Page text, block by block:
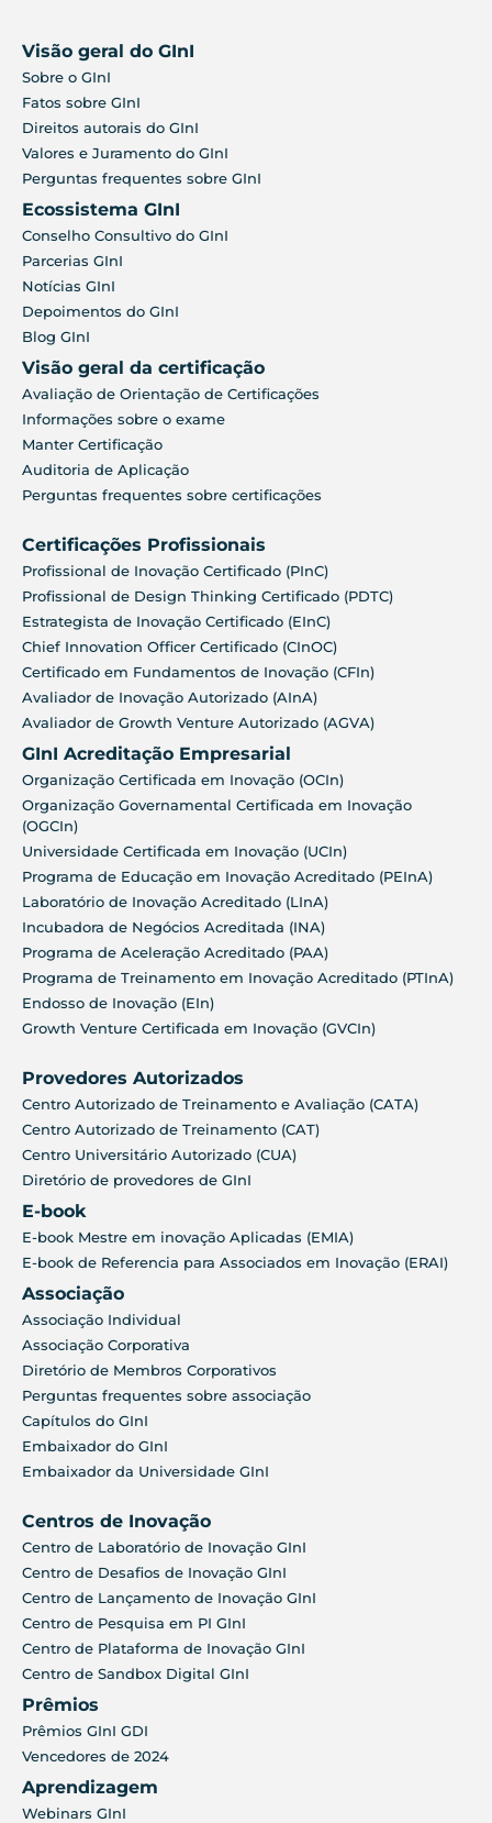
Visão geral do GInI
Sobre o GInI
Fatos sobre GInI
Direitos autorais do GInI
Valores e Juramento do GInI
Perguntas frequentes sobre GInI
Ecossistema GInI
Conselho Consultivo do GInI
Parcerias GInI
Notícias GInI
Depoimentos do GInI
Blog GInI
Visão geral da certificação
Avaliação de Orientação de Certificações
Informações sobre o exame
Manter Certificação
Auditoria de Aplicação
Perguntas frequentes sobre certificações
Certificações Profissionais
Profissional de Inovação Certificado (PInC)
Profissional de Design Thinking Certificado (PDTC)
Estrategista de Inovação Certificado (EInC)
Chief Innovation Officer Certificado (CInOC)
Certificado em Fundamentos de Inovação (CFIn)
Avaliador de Inovação Autorizado (AInA)
Avaliador de Growth Venture Autorizado (AGVA)
GInI Acreditação Empresarial
Organização Certificada em Inovação (OCIn)
Organização Governamental Certificada em Inovação
(OGCIn)
Universidade Certificada em Inovação (UCIn)
Programa de Educação em Inovação Acreditado (PEInA)
Laboratório de Inovação Acreditado (LInA)
Incubadora de Negócios Acreditada (INA)
Programa de Aceleração Acreditado (PAA)
Programa de Treinamento em Inovação Acreditado (PTInA)
Endosso de Inovação (EIn)
Growth Venture Certificada em Inovação (GVCIn)
Provedores Autorizados
Centro Autorizado de Treinamento e Avaliação (CATA)
Centro Autorizado de Treinamento (CAT)
Centro Universitário Autorizado (CUA)
Diretório de provedores de GInI
E-book
E-book Mestre em inovação Aplicadas (EMIA)
E-book de Referencia para Associados em Inovação (ERAI)
Associação
Associação Individual
Associação Corporativa
Diretório de Membros Corporativos
Perguntas frequentes sobre associação
Capítulos do GInI
Embaixador do GInI
Embaixador da Universidade GInI
Centros de Inovação
Centro de Laboratório de Inovação GInI
Centro de Desafios de Inovação GInI
Centro de Lançamento de Inovação GInI
Centro de Pesquisa em PI GInI
Centro de Plataforma de Inovação GInI
Centro de Sandbox Digital GInI
Prêmios
Prêmios GInI GDI
Vencedores de 2024
Aprendizagem
Webinars GInI